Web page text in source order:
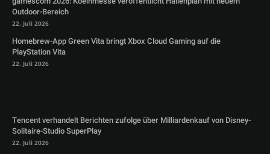
Outdoor-Bereich
22. Juli 2026
Homebrew-App Green Vita bringt Xbox Cloud Gaming auf die
PlayStation Vita
22. Juli 2026
Tencent verhandelt Berichten zufolge über Milliardenkauf von Disney-
Solitaire-Studio SuperPlay
22. Juli 2026